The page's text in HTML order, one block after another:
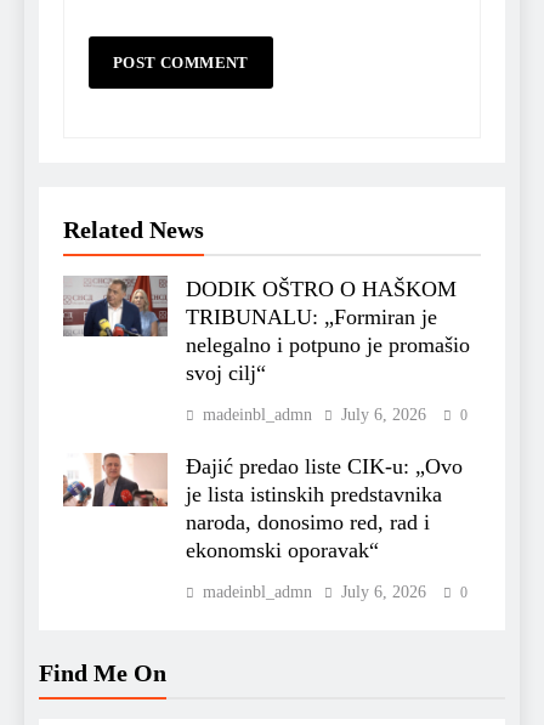
Related News
DODIK OŠTRO O HAŠKOM
TRIBUNALU: „Formiran je
nelegalno i potpuno je promašio
svoj cilj“
madeinbl_admn July 6, 2026 0
Đajić predao liste CIK-u: „Ovo
je lista istinskih predstavnika
naroda, donosimo red, rad i
ekonomski oporavak“
madeinbl_admn July 6, 2026 0
Find Me On